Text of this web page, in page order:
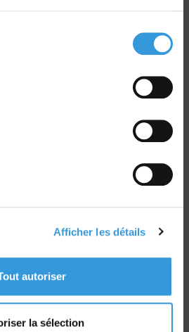
Afficher les détails
autoriser
la sélection